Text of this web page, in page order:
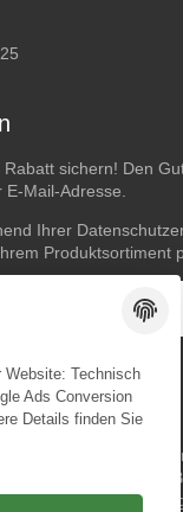
Rabatt sichern! Den
Mail-Adresse.
Ihrer
Produktsortiment
Website: Technisch
Ads Conversion
Details finden Sie